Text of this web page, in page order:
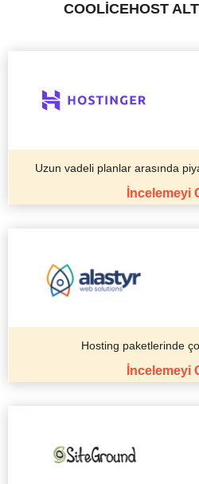
COOLICEHOST
Uzun vadeli planlar arasında
İncelemeyi
Hosting paketlerinde
İncelemeyi